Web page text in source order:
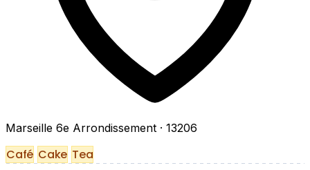
Marseille 6e Arrondissement · 13206
Café Cake Tea